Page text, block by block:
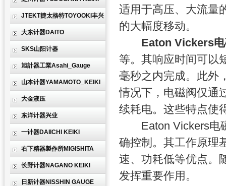
JTEKT捷太格特TOYOOKI丰兴
大东计器DAITO
SKS山阳计器
旭計器工業Asahi_Gauge
山本计器YAMAMOTO_KEIKI
大金液压
东洋计器兴业
一计器DAIICHI KEIKI
右下精器製作所MIGISHITA
长野计器NAGANO KEIKI
日新计器NISSHIN GAUGE
适用于高压、大流量
的大幅度移动。
Eaton Vickers
等。其响应时间可以
毫秒之内完成。此外
情况下，电磁阀仅通
续耗电。这些特点使
Eaton Vickers电磁
确控制。其工作原理
速、功耗低等优点。
发挥重要作用。